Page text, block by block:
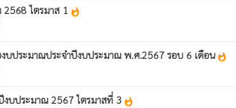
2568 ไตรมาส 1 whatshot
ยงบประมาณประจำปีงบประมาณ พ.ศ.2567 รอบ 6 เดือนwhatshot
งบประมาณ 2567 ไตรมาสที่ 3 whatshot